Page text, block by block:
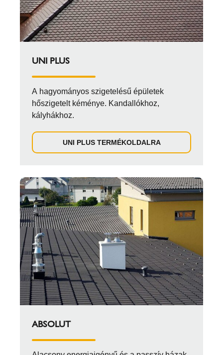
UNI PLUS
A hagyományos szigetelésű épületek
hőszigetelt kéménye. Kandallókhoz,
kályhákhoz.
UNI PLUS TERMÉKOLDALRA
ABSOLUT